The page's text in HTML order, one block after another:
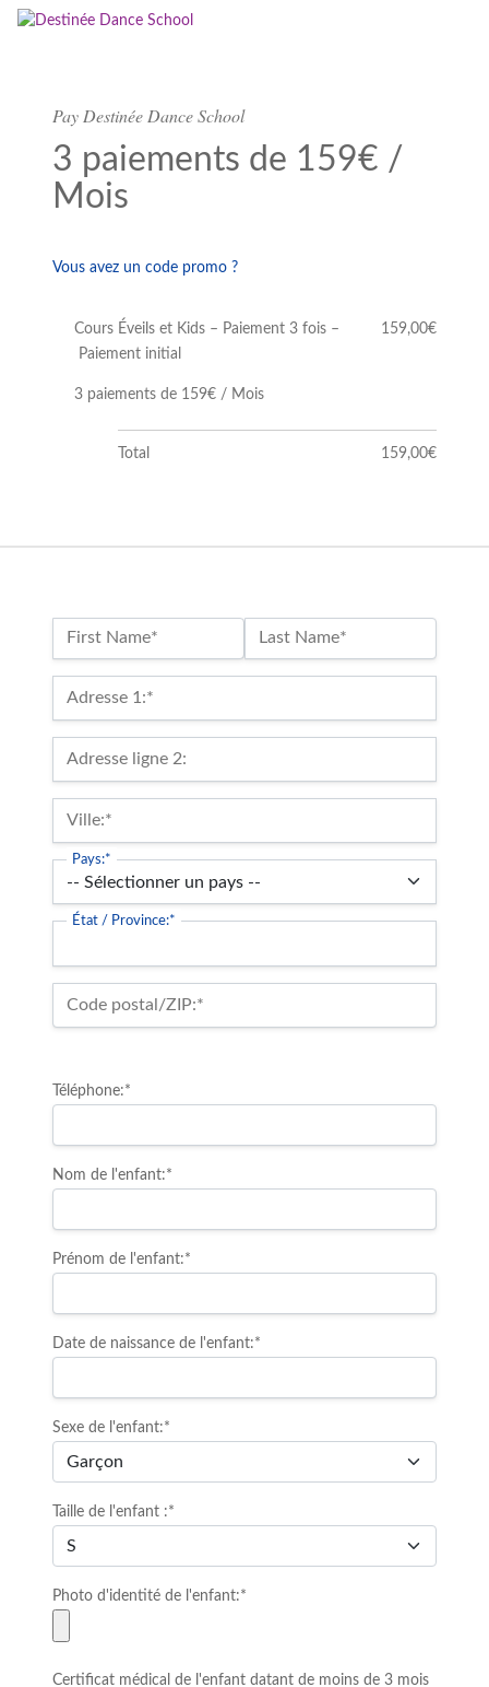
Nom :*
First Name* Last Name*
Adresse 1:*
Adresse ligne 2:
Ville:*
Pays:*
État / Province:*
Code postal/ZIP:*
Téléphone:*
Nom de l'enfant:*
Prénom de l'enfant:*
Date de naissance de l'enfant:*
Sexe de l'enfant:*
Taille de l'enfant :*
Photo d'identité de l'enfant:*
Certificat médical de l'enfant datant de moins de 3 mois
Pay Destinée Dance School
3 paiements de 159€ /
Mois
Vous avez un code promo ?
Cours Éveils et Kids – Paiement 3 fois –
Paiement initial
3 paiements de 159€ / Mois
159,00€
Total 159,00€